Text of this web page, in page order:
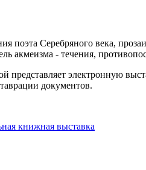
поэта Серебряного века,
акмеизма - течения,
представляет электронную
документов.
книжная выставка